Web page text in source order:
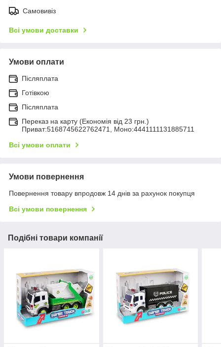
Самовивіз
Всі умови доставки
Умови оплати
Післяплата
Готівкою
Післяплата
Переказ на карту (Економія від 23 грн.)
Приват:5168745622762471, Моно:4441111131885711
Всі умови оплати
Умови повернення
Повернення товару впродовж 14 днів за рахунок покупця
Всі умови повернення
Подібні товари компанії